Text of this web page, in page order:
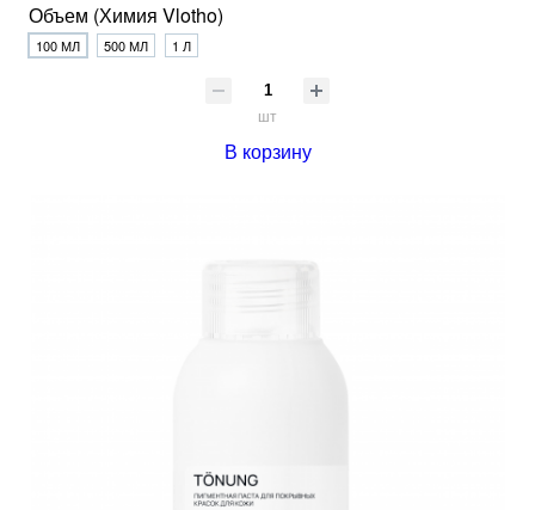
Объем (Химия Vlotho)
100 МЛ 500 МЛ 1 Л
шт
В корзину